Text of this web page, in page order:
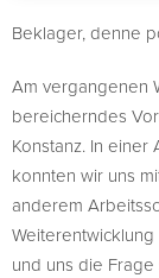
Beklager, denne
Am vergangenen
bereicherndes
Konstanz. In
konnten wir uns
anderem
und uns die